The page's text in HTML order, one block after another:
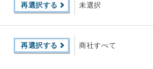
再選択する 未選択
再選択する 商社すべて